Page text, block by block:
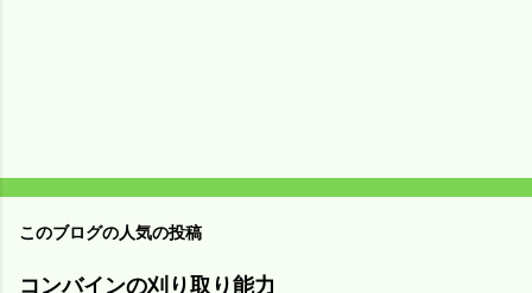
このブログの人気の投稿
コンバインの刈り取り能力